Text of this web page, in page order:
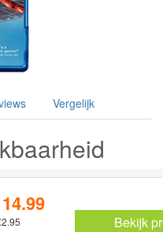
Vergelijk
Bekijk